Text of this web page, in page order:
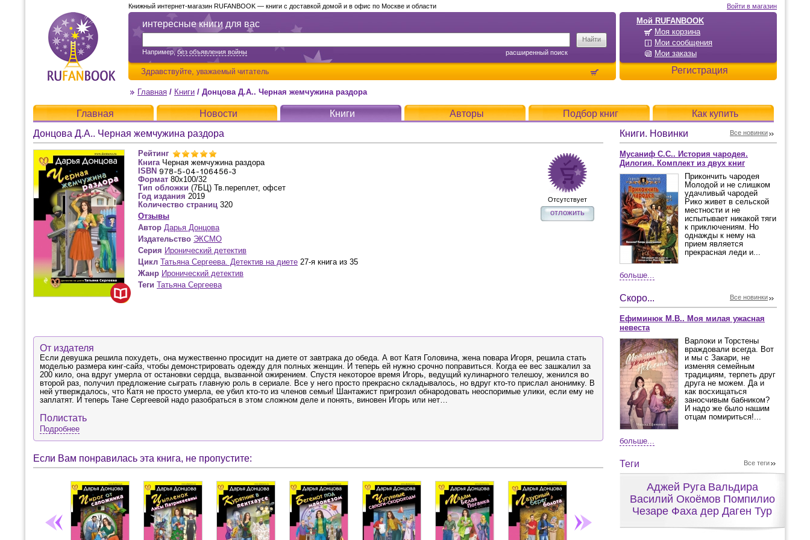
Мой RUFANBOOK
Моя корзина
Мои сообщения
Мои заказы
Регистрация
Войти в магазин
интересные книги для вас
Например,без объявления войны расширенный поиск
Здравствуйте, уважаемый читатель
Книжный интернет-магазин RUFANBOOK — книги с доставкой домой и в офис по Москве и области
Главная / Книги / Донцова Д.А.. Черная жемчужина раздора
Главная Новости Книги Авторы Подбор книг
Как купить
Донцова Д.А.. Черная жемчужина раздора
Рейтинг
Книга Черная жемчужина раздора
ISBN
Формат 80x100/32
Тип обложки (7БЦ) Тв.переплет, офсет
Год издания 2019
Количество страниц 320
Отзывы
Автор Дарья Донцова
Издательство ЭКСМО
Серия Иронический детектив
Цикл Татьяна Сергеева. Детектив на диете 27-я книга из 35
Жанр Иронический детектив
Теги Татьяна Сергеева
Отсутствует
отложить
От издателя
Если девушка решила похудеть, она мужественно просидит на диете от завтрака до обеда. А вот Катя Головина, жена повара Игоря, решила стать
моделью размера кинг-сайз, чтобы демонстрировать одежду для полных женщин. И теперь ей нужно срочно поправиться. Когда ее вес зашкалил за
200 кило, она вдруг умерла от остановки сердца, вызванной ожирением. Спустя некоторое время Игорь, ведущий кулинарного телешоу, женился во
второй раз, получил предложение сыграть главную роль в сериале. Все у него просто прекрасно складывалось, но вдруг кто-то прислал анонимку. В
ней утверждалось, что Катя не просто умерла, ее убил кто-то из членов семьи! Шантажист пригрозил обнародовать неоспоримые улики, если ему не
заплатят. И теперь Тане Сергеевой надо разобраться в этом сложном деле и понять, виновен Игорь или нет…
Полистать
Подробнее
Если Вам понравилась эта книга, не пропустите:
Книги. Новинки Все новинки
Мусаниф С.С.. История чародея.
Дилогия. Комплект из двух книг
Прикончить чародея
Молодой и не слишком
удачливый чародей
Рико живет в сельской
местности и не
испытывает никакой тяги
к приключениям. Но
однажды к нему на
прием является
прекрасная леди и...
больше...
Скоро... Все новинки
Ефиминюк М.В.. Моя милая ужасная
невеста
Варлоки и Торстены
враждовали всегда. Вот
и мы с Закари, не
изменяя семейным
традициям, терпеть друг
друга не можем. Да и
как восхищаться
заносчивым бабником?
И надо же было нашим
отцам помириться!...
больше...
Теги Все теги
Аджей Руга Вальдира
Василий Окоёмов Помпилио
Чезаре Фаха дер Даген Тур